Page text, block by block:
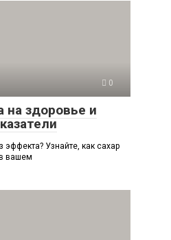
0
на здоровье и
эффекта? Узнайте, как сахар
вашем